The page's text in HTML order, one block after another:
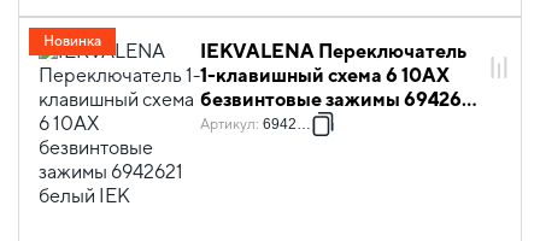
IEKVALENA Переключатель
1-клавишный схема 6 10АХ
безвинтовые зажимы 6942621
белый IEK
Артикул: 6942621
Новинка